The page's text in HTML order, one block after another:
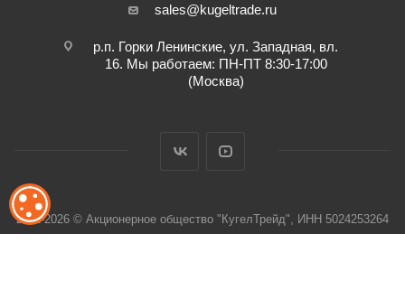
sales@kugeltrade.ru
р.п. Горки Ленинские, ул. Западная, вл.
16. Мы работаем: ПН-ПТ 8:30-17:00
(Москва)
2011-2026 © Акционерное общество "КугелТрейд", ИНН 5024253264
ОБРАБОТКА ФАЙЛОВ COOKIE